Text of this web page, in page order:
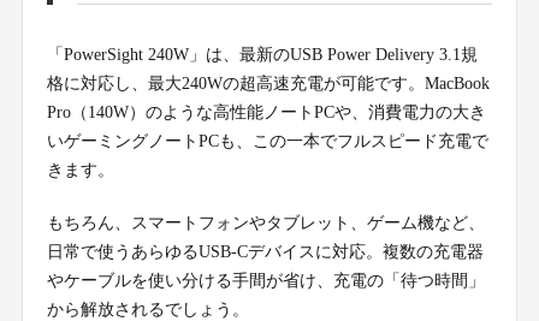
「PowerSight 240W」は、最新のUSB Power Delivery 3.1規
格に対応し、最大240Wの超高速充電が可能です。MacBook
Pro（140W）のような高性能ノートPCや、消費電力の大き
いゲーミングノートPCも、この一本でフルスピード充電で
きます。
もちろん、スマートフォンやタブレット、ゲーム機など、
日常で使うあらゆるUSB-Cデバイスに対応。複数の充電器
やケーブルを使い分ける手間が省け、充電の「待つ時間」
から解放されるでしょう。